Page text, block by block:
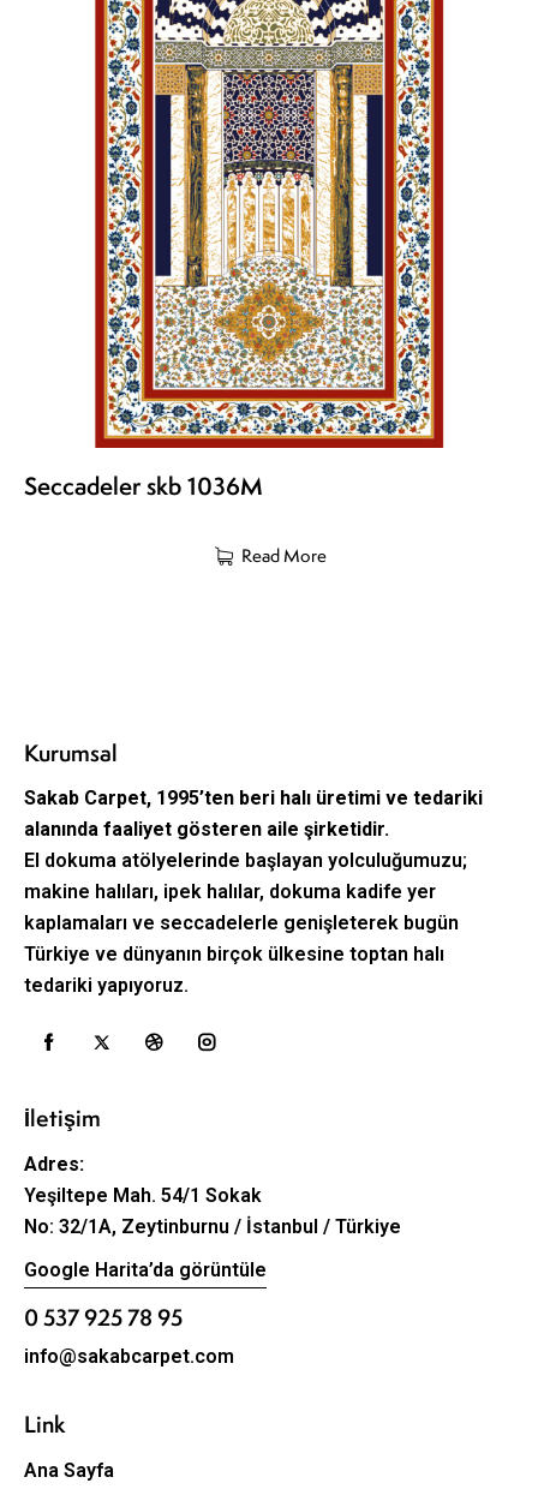
Seccadeler skb 1036M
Read More
Kurumsal
Sakab Carpet, 1995’ten beri halı üretimi ve tedariki
alanında faaliyet gösteren aile şirketidir.
El dokuma atölyelerinde başlayan yolculuğumuzu;
makine halıları, ipek halılar, dokuma kadife yer
kaplamaları ve seccadelerle genişleterek bugün
Türkiye ve dünyanın birçok ülkesine toptan halı
tedariki yapıyoruz.
İletişim
Adres:
Yeşiltepe Mah. 54/1 Sokak
No: 32/1A, Zeytinburnu / İstanbul / Türkiye
Google Harita’da görüntüle
0 537 925 78 95
info@sakabcarpet.com
Link
Ana Sayfa